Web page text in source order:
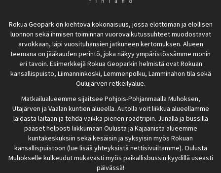
Rokua Geopark on kiehtova kokonaisuus, jossa elottoman ja elollisen
luonnon sekä ihmisen toiminnan vuorovaikutussuhteet muodostavat
arvokkaan, läpi vuosituhansien jatkuneen kertomuksen. Alueen
teemana on jääkauden perintö, joka näkyy ympäristössämme monin
eri tavoin. Esimerkkejä Rokua Geoparkin helmistä ovat Rokuan
kansallispuisto, Liimanninkoski, Lemmenpolku, Lamminahon tila sekä
Oulujärven retkeilyalue.
Matkailualueemme sijaitsee Pohjois-Pohjanmaalla Muhoksen,
Utajärven ja Vaalan kuntien alueella. Autolla voit liikkua alueellamme
laidasta laitaan ja tehdä vaikka pienen roadtripin. Junalla ja bussilla
pääset helposti liikkumaan Oulusta ja Kajaanista alueemme
kuntakeskuksiin sekä kesäisin ja syksyisin myös Rokuan
kansallispuistoon (lue lisää yhteyksistä nettisivuiltamme). Oulusta
Muhokselle kulkeudut mukavasti myös paikallisbussin kyydillä useasti
päivässä!